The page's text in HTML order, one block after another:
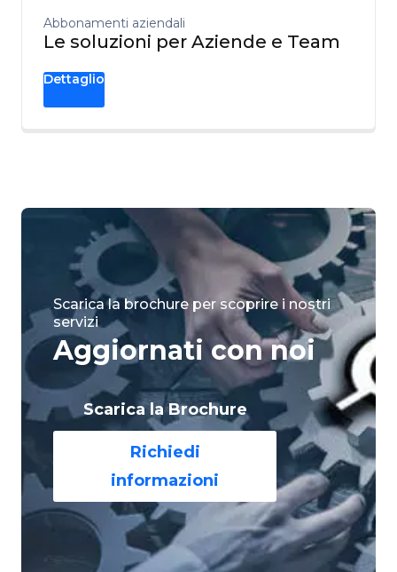
Abbonamenti aziendali
Le soluzioni per Aziende e Team
Dettaglio
Scarica la brochure per scoprire i nostri
servizi
Aggiornati con noi
Scarica la Brochure
Richiedi
informazioni